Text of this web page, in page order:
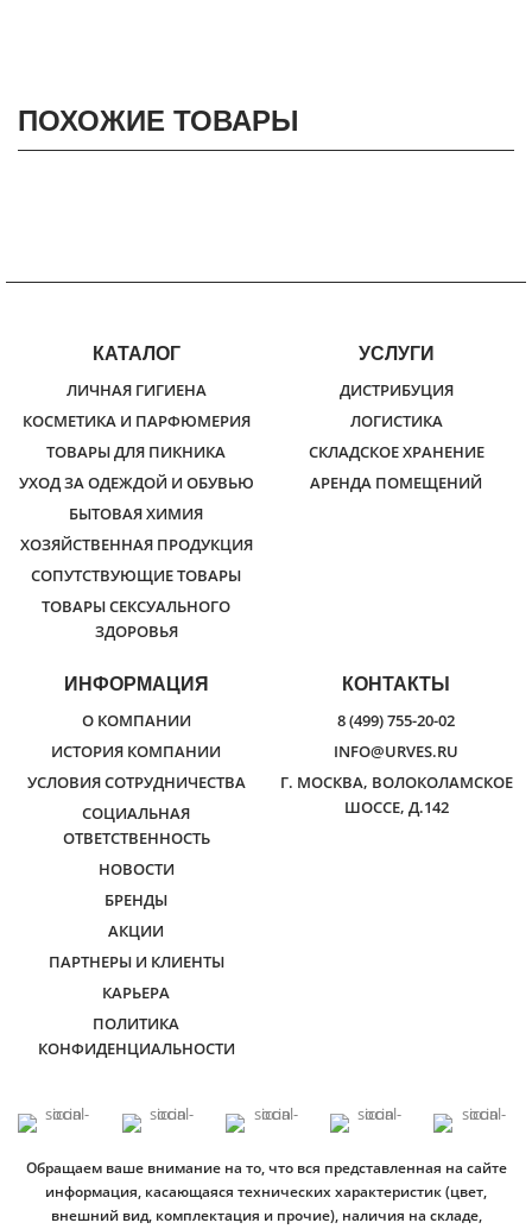
ПОХОЖИЕ ТОВАРЫ
КАТАЛОГ
ЛИЧНАЯ ГИГИЕНА
КОСМЕТИКА И ПАРФЮМЕРИЯ
ТОВАРЫ ДЛЯ ПИКНИКА
УХОД ЗА ОДЕЖДОЙ И ОБУВЬЮ
БЫТОВАЯ ХИМИЯ
ХОЗЯЙСТВЕННАЯ ПРОДУКЦИЯ
СОПУТСТВУЮЩИЕ ТОВАРЫ
ТОВАРЫ СЕКСУАЛЬНОГО
ЗДОРОВЬЯ
УСЛУГИ
ДИСТРИБУЦИЯ
ЛОГИСТИКА
СКЛАДСКОЕ ХРАНЕНИЕ
АРЕНДА ПОМЕЩЕНИЙ
ИНФОРМАЦИЯ
О КОМПАНИИ
ИСТОРИЯ КОМПАНИИ
УСЛОВИЯ СОТРУДНИЧЕСТВА
СОЦИАЛЬНАЯ
ОТВЕТСТВЕННОСТЬ
НОВОСТИ
БРЕНДЫ
АКЦИИ
ПАРТНЕРЫ И КЛИЕНТЫ
КАРЬЕРА
ПОЛИТИКА
КОНФИДЕНЦИАЛЬНОСТИ
КОНТАКТЫ
8 (499) 755-20-02
INFO@URVES.RU
Г. МОСКВА, ВОЛОКОЛАМСКОЕ
ШОССЕ, Д.142
Обращаем ваше внимание на то, что вся представленная на сайте
информация, касающаяся технических характеристик (цвет,
внешний вид, комплектация и прочие), наличия на складе,